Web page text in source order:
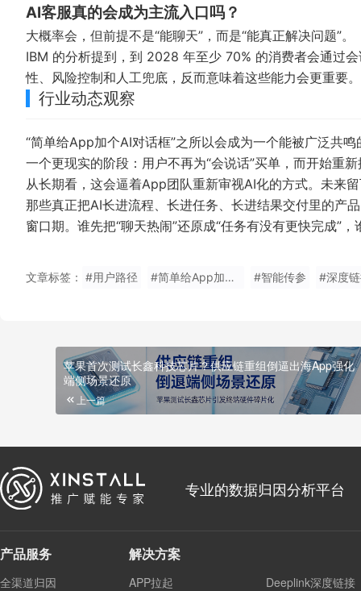
AI客服真的会成为主流入口吗？
大概率会，但前提不是“能聊天”，而是“能真正解决问题”。
IBM 的分析提到，到 2028 年至少 70% 的消费者会通过
性、风险控制和人工兜底，反而意味着这些能力会更重要。
行业动态观察
“简单给App加个AI对话框”之所以会成为一个能被广泛共
一个更现实的阶段：用户不再为“会说话”买单，而开始重
从长期看，这会逼着App团队重新审视AI化的方式。未来
那些真正把AI长进流程、长进任务、长进结果交付里的产
窗口期。谁先把“聊天热闹”还原成“任务有没有更快完成”
文章标签： #用户路径 #简单给App加个AI对话框 #智能传参 #深度
苹果首次测试长鑫科技芯片？供应链重组倒逼出海App强化
端侧场景还原
上一篇
专业的数据归因分析平台
产品服务
全渠道归因
解决方案
APP拉起
Deeplink深度链接